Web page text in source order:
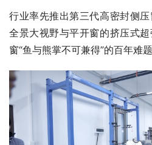
行业率先推出第三代高密封侧
全景大视野与平开窗的挤压式
窗“鱼与熊掌不可兼得”的百年难题